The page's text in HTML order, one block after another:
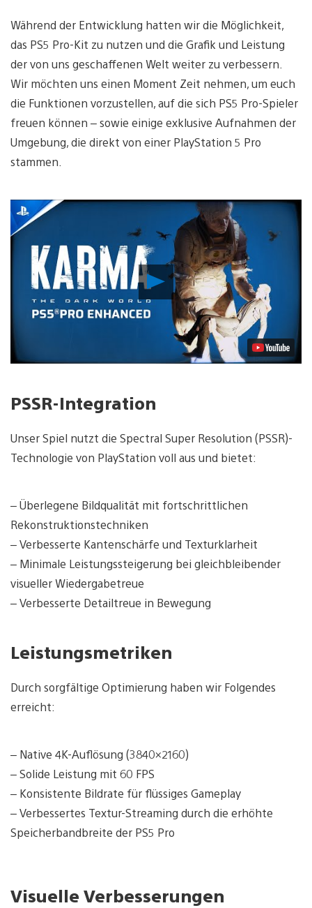
Während der Entwicklung hatten wir die Möglichkeit,
das PS5 Pro-Kit zu nutzen und die Grafik und Leistung
der von uns geschaffenen Welt weiter zu verbessern.
Wir möchten uns einen Moment Zeit nehmen, um euch
die Funktionen vorzustellen, auf die sich PS5 Pro-Spieler
freuen können – sowie einige exklusive Aufnahmen der
Umgebung, die direkt von einer PlayStation 5 Pro
stammen.
Video
abspielen
PSSR-Integration
Unser Spiel nutzt die Spectral Super Resolution (PSSR)-
Technologie von PlayStation voll aus und bietet:
– Überlegene Bildqualität mit fortschrittlichen
Rekonstruktionstechniken
– Verbesserte Kantenschärfe und Texturklarheit
– Minimale Leistungssteigerung bei gleichbleibender
visueller Wiedergabetreue
– Verbesserte Detailtreue in Bewegung
Leistungsmetriken
Durch sorgfältige Optimierung haben wir Folgendes
erreicht:
– Native 4K-Auflösung (3840×2160)
– Solide Leistung mit 60 FPS
– Konsistente Bildrate für flüssiges Gameplay
– Verbessertes Textur-Streaming durch die erhöhte
Speicherbandbreite der PS5 Pro
Visuelle Verbesserungen